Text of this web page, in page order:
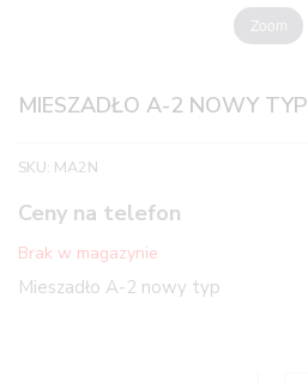
Zoom
MIESZADŁO A-2 NOWY TYP
SKU: MA2N
Ceny na telefon
Brak w magazynie
Mieszadło A-2 nowy typ